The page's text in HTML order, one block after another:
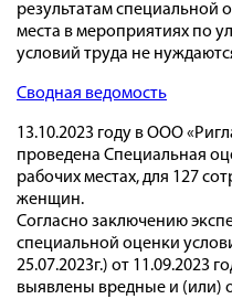
результатам специальной
места в мероприятиях по
условий труда не
Сводная ведомость
13.10.2023 году в ООО
проведена Специальная
рабочих местах, для 127
женщин.
Согласно заключению
специальной оценки
25.07.2023г.) от 11.09.2023
выявлены вредные и (или)